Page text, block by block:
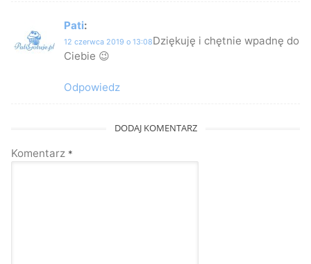
Pati:
12 czerwca 2019 o 13:08Dziękuję i chętnie wpadnę do
Ciebie 😉
Odpowiedz
DODAJ KOMENTARZ
Komentarz *